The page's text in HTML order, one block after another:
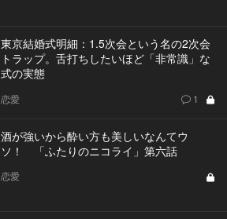
東京結婚式明細：1.5次会という名の2次会
トラップ。舌打ちしたいほど「非常識」な
式の実態
恋愛 1
酒が強いから酔い方も美しいなんてウ
ソ！ 「ふたりのニコライ」第六話
恋愛